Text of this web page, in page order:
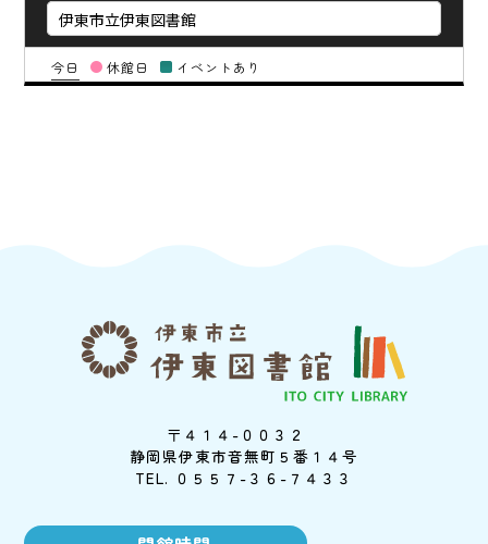
今日 休館日 イベントあり
〒４１４-００３２
静岡県伊東市音無町５番１４号
TEL. ０５５７-３６-７４３３